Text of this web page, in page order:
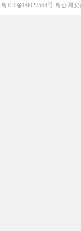
粤ICP备09027564号 粤公网安